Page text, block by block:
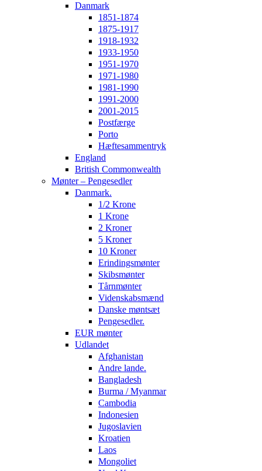
Danmark
1851-1874
1875-1917
1918-1932
1933-1950
1951-1970
1971-1980
1981-1990
1991-2000
2001-2015
Postfærge
Porto
Hæftesammentryk
England
British Commonwealth
Mønter – Pengesedler
Danmark.
1/2 Krone
1 Krone
2 Kroner
5 Kroner
10 Kroner
Erindingsmønter
Skibsmønter
Tårnmønter
Videnskabsmænd
Danske møntsæt
Pengesedler.
EUR mønter
Udlandet
Afghanistan
Andre lande.
Bangladesh
Burma / Myanmar
Cambodia
Indonesien
Jugoslavien
Kroatien
Laos
Mongoliet